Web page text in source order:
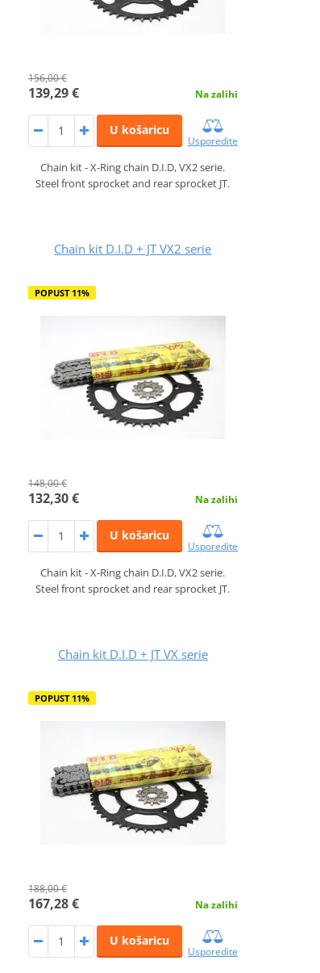
156,00 €
139,29 € Na zalihi
U košaricu
Usporedite
Chain kit - X-Ring chain D.I.D, VX2 serie.
Steel front sprocket and rear sprocket JT.
Chain kit D.I.D + JT VX2 serie
POPUST 11%
148,00 €
132,30 € Na zalihi
U košaricu
Usporedite
Chain kit - X-Ring chain D.I.D, VX2 serie.
Steel front sprocket and rear sprocket JT.
Chain kit D.I.D + JT VX serie
POPUST 11%
188,00 €
167,28 € Na zalihi
U košaricu
Usporedite